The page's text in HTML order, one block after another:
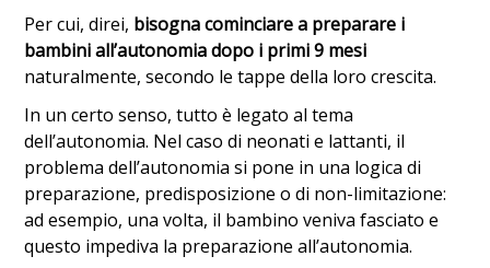
Per cui, direi, bisogna cominciare a preparare i
bambini all’autonomia dopo i primi 9 mesi
naturalmente, secondo le tappe della loro crescita.
In un certo senso, tutto è legato al tema
dell’autonomia. Nel caso di neonati e lattanti, il
problema dell’autonomia si pone in una logica di
preparazione, predisposizione o di non-limitazione:
ad esempio, una volta, il bambino veniva fasciato e
questo impediva la preparazione all’autonomia.